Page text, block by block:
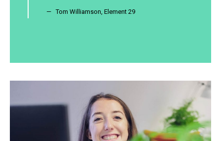
Tom Williamson, Element 29